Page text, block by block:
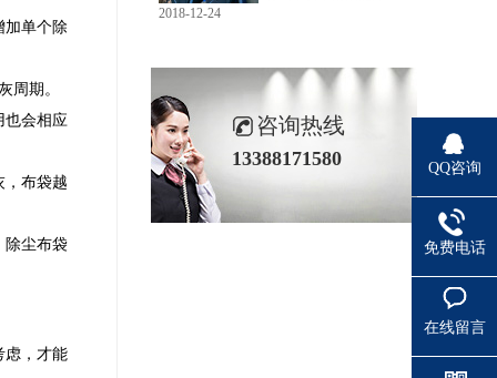
单个除
周期。
会相应
布袋越
尘布袋
虑，才能
2018-12-24
咨询热线
13388171580 QQ咨询
免费电话
在线留言